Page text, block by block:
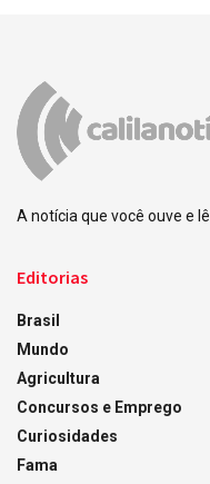
A notícia que você ouve e lê.
Editorias
Brasil
Mundo
Agricultura
Concursos e Emprego
Curiosidades
Fama